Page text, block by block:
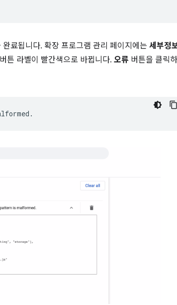
료됩니다. 확장 프로그램 관리 페이지에는 세부정
버튼 라벨이 빨간색으로 바뀝니다. 오류 버튼을 클릭하